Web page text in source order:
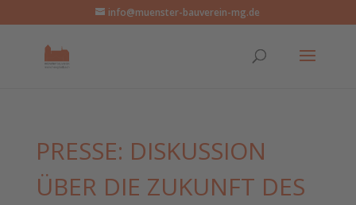
info@muenster-bauverein-mg.de
PRESSE: DISKUSSION
ÜBER DIE ZUKUNFT DES